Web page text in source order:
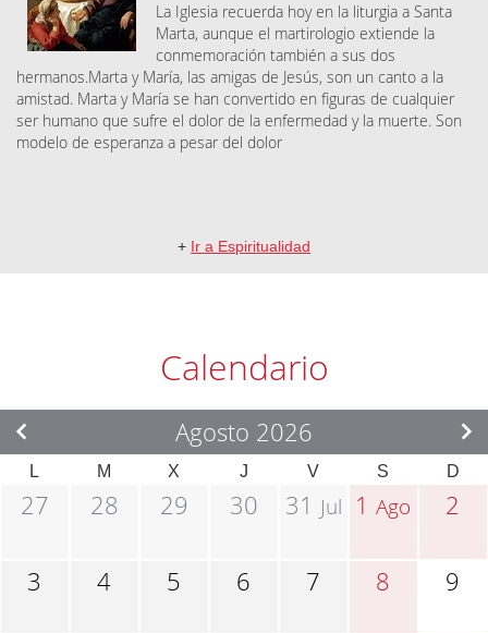
La Iglesia recuerda hoy en la liturgia a Santa
Marta, aunque el martirologio extiende la
conmemoración también a sus dos
hermanos.Marta y María, las amigas de Jesús, son un canto a la
amistad. Marta y María se han convertido en figuras de cualquier
ser humano que sufre el dolor de la enfermedad y la muerte. Son
modelo de esperanza a pesar del dolor
+ Ir a Espiritualidad
Calendario
Agosto 2026
L M X J V S D
27 28 29 30 31 Jul 1Ago 2
3 4 5 6 7 8 9